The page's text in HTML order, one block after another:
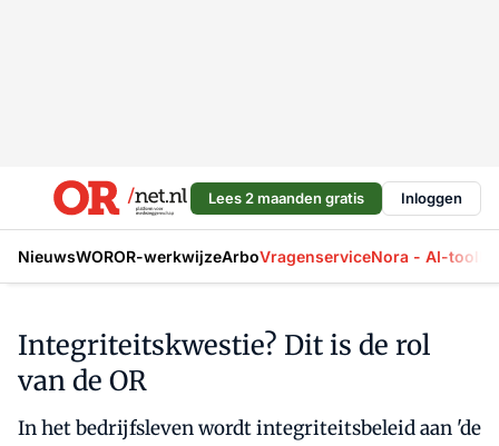
Lees 2 maanden gratis Inloggen
NieuwsWOROR-werkwijzeArboVragenserviceNora - AI-tool
Integriteitskwestie? Dit is de rol
van de OR
In het bedrijfsleven wordt integriteitsbeleid aan 'de